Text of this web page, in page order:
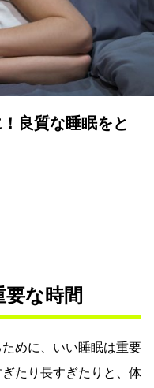
良質な睡眠をと
な時間
めに、いい睡眠は重要
たり長すぎたりと、体